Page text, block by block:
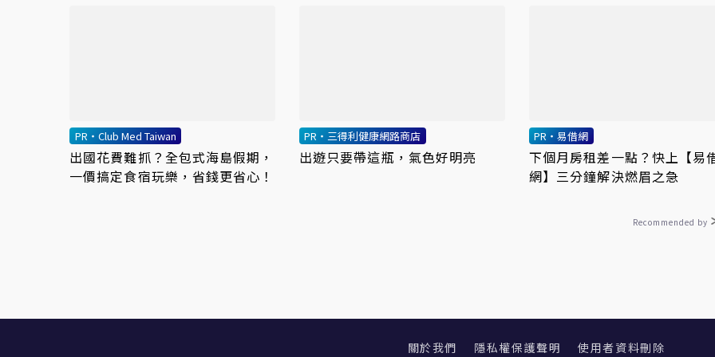
PR・Club Med Taiwan
出國花費難抓？全包式海島假期，
一價搞定食宿玩樂，省錢更省心！
PR・三得利健康網路商店
出遊只要帶這瓶，氣色好明亮
PR・易借網
下個月房租差一點？快上【易
網】三分鐘解決燃眉之急
Recommended by
關於我們 隱私權保護聲明 使用者資料刪除